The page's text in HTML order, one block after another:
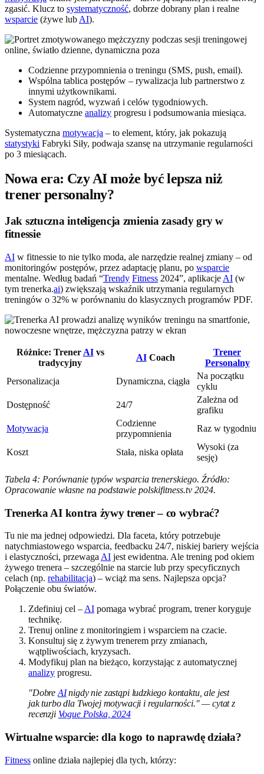
zgasić. Klucz to systematyczność, dobrze dobrany plan i realne
wsparcie (żywe lub AI).
Codzienne przypomnienia o treningu (SMS, push, email).
Wspólna tablica postępów – rywalizacja lub partnerstwo z
innymi użytkownikami.
System nagród, wyzwań i celów tygodniowych.
Automatyczne analizy progresu i podsumowania miesiąca.
Systematyczna motywacja – to element, który, jak pokazują
statystyki Fabryki Siły, podwaja szansę na utrzymanie regularności
po 3 miesiącach.
Nowa era: Czy AI może być lepsza niż
trener personalny?
Jak sztuczna inteligencja zmienia zasady gry w
fitnessie
AI w fitnessie to nie tylko moda, ale narzędzie realnej zmiany – od
monitoringów postępów, przez adaptację planu, po wsparcie
mentalne. Według badań “Trendy Fitness 2024”, aplikacje AI (w
tym trenerka.ai) zwiększają wskaźnik utrzymania regularnych
treningów o 32% w porównaniu do klasycznych programów PDF.
Różnice: Trener AIvs
tradycyjny
AICoach
Trener
Personalny
Personalizacja
Dynamiczna, ciągła
Na początku
cyklu
Dostępność
24/7
Zależna od
grafiku
Motywacja
Codzienne
przypomnienia
Raz w tygodniu
Koszt Stała, niska opłata
Wysoki (za
sesję)
Tabela 4: Porównanie typów wsparcia trenerskiego. Źródło:
Opracowanie własne na podstawie polskifitness.tv 2024.
Trenerka AI kontra żywy trener – co wybrać?
Tu nie ma jednej odpowiedzi. Dla faceta, który potrzebuje
natychmiastowego wsparcia, feedbacku 24/7, niskiej bariery wejścia
i elastyczności, przewagaAI jest ewidentna. Ale trening pod okiem
żywego trenera – szczególnie na starcie lub przy specyficznych
celach (np. rehabilitacja) – wciąż ma sens. Najlepsza opcja?
Połączenie obu światów.
Zdefiniuj cel –AI pomaga wybrać program, trener koryguje
technikę.
Trenuj online z monitoringiem i wsparciem na czacie.
Konsultuj się z żywym trenerem przy zmianach,
wątpliwościach, kryzysach.
Modyfikuj plan na bieżąco, korzystając z automatycznej
analizy progresu.
"DobreAInigdy nie zastąpi ludzkiego kontaktu, ale jest
jak turbo dla Twojej motywacji i regularności." — cytat z
recenzji Vogue Polska, 2024
Wirtualne wsparcie: dla kogo to naprawdę działa?
Fitness online działa najlepiej dla tych, którzy: